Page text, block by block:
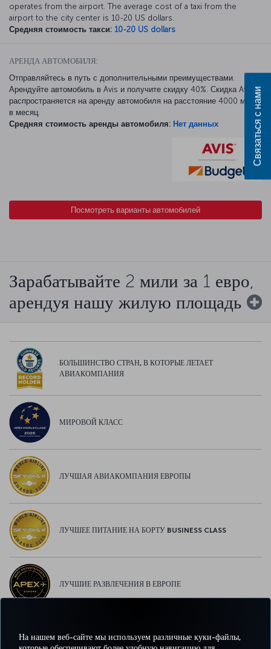
На нашем веб-сайте мы используем различные куки-файлы,
operates from the airport. The average cost of a taxi from the
airport to the city center is 10-20 US dollars.
Средняя стоимость такси: 10-20 US dollars
АРЕНДА АВТОМОБИЛЯ:
Отправляйтесь в путь с дополнительными преимуществами.
Арендуйте автомобиль в Avis и получите скидку 40%. Скидка Avis
распространяется на аренду автомобиля на расстояние 4000 миль
в месяц.
Средняя стоимость аренды автомобиля: Нет данных
Посмотреть варианты автомобилей
Зарабатывайте 2 мили за 1 евро,
арендуя нашу жилую площадь
БОЛЬШИНСТВО СТРАН, В КОТОРЫЕ ЛЕТАЕТ
АВИАКОМПАНИЯ
МИРОВОЙ КЛАСС
ЛУЧШАЯ АВИАКОМПАНИЯ ЕВРОПЫ
ЛУЧШЕЕ ПИТАНИЕ НА БОРТУ BUSINESS CLASS
ЛУЧШИЕ РАЗВЛЕЧЕНИЯ В ЕВРОПЕ
ЛУЧШИЙ WI-FI В ЕВРОПЕ
Связаться с нами